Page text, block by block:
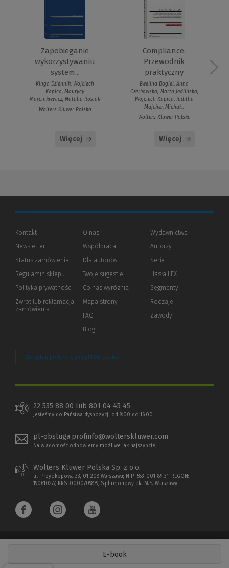
E-book
Zapobieganie
wykorzystywaniu
system...
Kinga Dziennik, Wojciech
Kapica, Maurycy
Marcinkiewicz, Natalia Rosiak
Wolters Kluwer Polska
Więcej
Compliance.
Przewodnik
praktyczny
Ewelina Bogiel, Anna
Czerkawska, Marta Jedlińska,
Wojciech Kapica, Juditha
Majcher, Michał...
Wolters Kluwer Polska
Więcej
Kontakt
Newsletter
Status zamówienia
Regulamin sklepu
Polityka prywatności (Nowe
(Link
innej
Zwrot lub reklamacja
zamówienia
O nas
Współpraca
Dla autorów(Nowe
(Link
innej
strony)
Twoje sugestie
Co nas wyróżnia
Mapa strony
FAQ
Blog
Wydawnictwa
Autorzy
Serie
Hasła LEX
Segmenty
Rodzaje
Zawody
Zarządzaj preferencjami plików cookie
22 535 88 00 lub 801 04 45 45
Jesteśmy do Państwa dyspozycji od 8:00 do 16:00
pl-obsluga.profinfo@wolterskluwer.com
Na wiadomość odpowiemy możliwe jak najszybciej.
Wolters Kluwer Polska Sp. z o.o.
ul. Przyokopowa 33, 01-208 Warszawa; NIP: 583-001-89-31, REGON:
190610277, KRS: 0000709879, Sąd rejonowy dla M.S. Warszawy